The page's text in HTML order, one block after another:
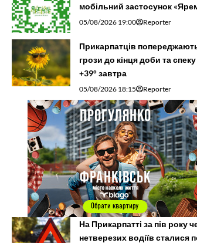
мобільний застосунок
05/08/2026 19:00 Reporter
Прикарпатців
грози до кінця доби та
+39° завтра
05/08/2026 18:15 Reporter
На Прикарпатті за пів року
нетверезих водіїв сталися